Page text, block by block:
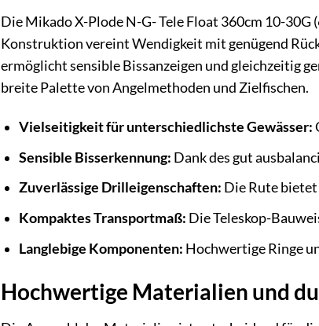
Die Mikado X-Plode N-G- Tele Float 360cm 10-
Konstruktion vereint Wendigkeit mit genügend
ermöglicht sensible Bissanzeigen und gleichzeitig
breite Palette von Angelmethoden und Zielfischen.
Vielseitigkeit für unterschiedlichste Gewässer:
Sensible Bisserkennung: Dank des gut
Zuverlässige Drilleigenschaften: Die Rute bietet
Kompaktes Transportmaß: Die Teleskop-
Langlebige Komponenten: Hochwertige Ringe
Hochwertige Materialien und